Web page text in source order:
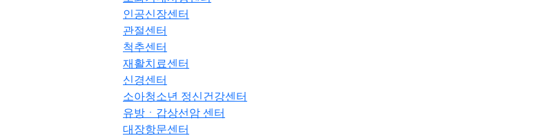
인공신장센터
관절센터
척추센터
재활치료센터
신경센터
소아청소년 정신건강센터
유방ㆍ갑상선암 센터
대장항문센터